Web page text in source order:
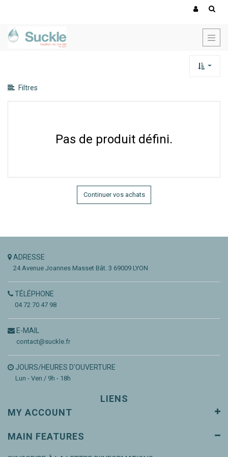
Filtres
catégories
options
Pas de produit défini.
Continuer vos achats
ADRESSE
24 Avenue Joannes Masset Bât. 3 69009 LYON
TÉLÉPHONE
04 72 70 47 98
E-MAIL
contact@suckle.fr
JOURS/HEURES D'OUVERTURE
Lun - Ven / 9h - 18h
LIENS
MY ACCOUNT
MAIN FEATURES